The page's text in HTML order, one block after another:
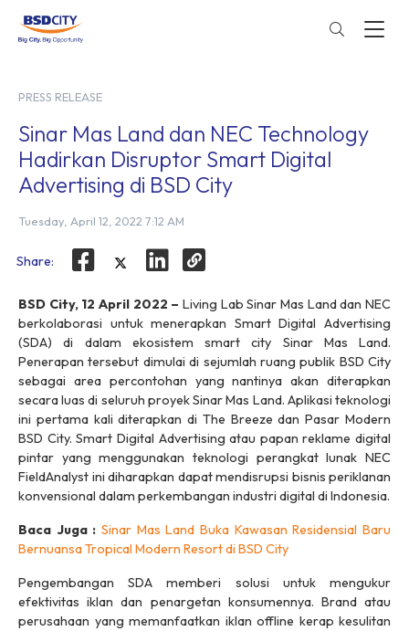
PRESS RELEASE
Sinar Mas Land dan NEC Technology
Hadirkan Disruptor Smart Digital
Advertising di BSD City
Tuesday, April 12, 2022 7:12 AM
Share:
BSD City, 12 April 2022 – Living Lab Sinar Mas Land dan NEC
berkolaborasi untuk menerapkan Smart Digital Advertising
(SDA) di dalam ekosistem smart city Sinar Mas Land.
Penerapan tersebut dimulai di sejumlah ruang publik BSD City
sebagai area percontohan yang nantinya akan diterapkan
secara luas di seluruh proyek Sinar Mas Land. Aplikasi teknologi
ini pertama kali diterapkan di The Breeze dan Pasar Modern
BSD City. Smart Digital Advertising atau papan reklame digital
pintar yang menggunakan teknologi perangkat lunak NEC
FieldAnalyst ini diharapkan dapat mendisrupsi bisnis periklanan
konvensional dalam perkembangan industri digital di Indonesia.
Baca Juga : Sinar Mas Land Buka Kawasan Residensial Baru
Bernuansa Tropical Modern Resort di BSD City
Pengembangan SDA memberi solusi untuk mengukur
efektivitas iklan dan penargetan konsumennya. Brandatau
perusahaan yang memanfaatkan iklan offline kerap kesulitan